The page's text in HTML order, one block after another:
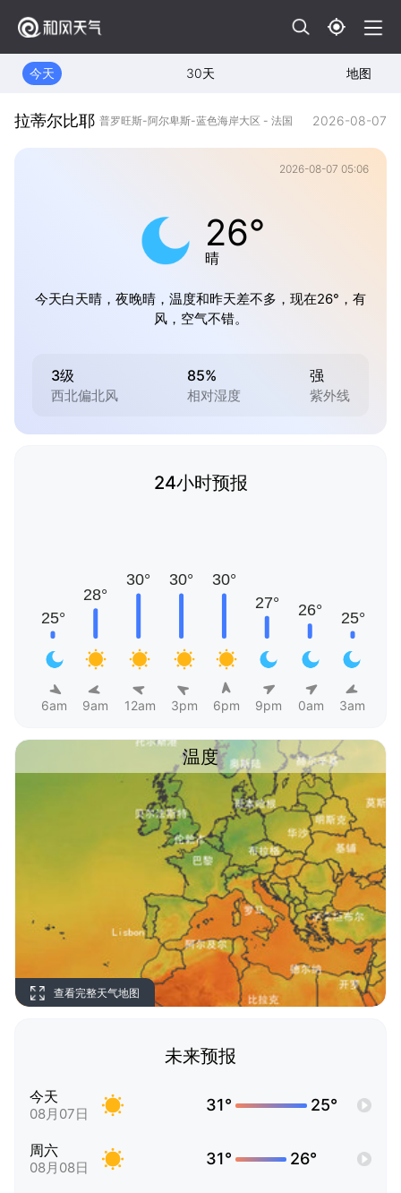
今天 30天 地图
拉蒂尔比耶 普罗旺斯-阿尔卑斯-蓝色海岸大区 - 法国 2026-08-07
2026-08-07 05:06
26°
晴
今天白天晴，夜晚晴，温度和昨天差不多，现在26°，有
风，空气不错。
3级
西北偏北风
85%
相对湿度
强
紫外线
24小时预报
6am 9am 12am 3pm 6pm 9pm 0am 3am
温度
查看完整天气地图
未来预报
今天
08月07日 31° 25°
周六
08月08日 31° 26°